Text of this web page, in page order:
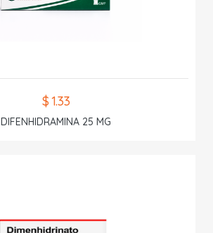
$ 1.33
DIFENHIDRAMINA 25 MG